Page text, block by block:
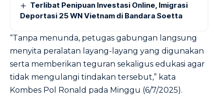
Terlibat Penipuan Investasi Online, Imigrasi
Deportasi 25 WN Vietnam di Bandara Soetta
“Tanpa menunda, petugas gabungan langsung
menyita peralatan layang-layang yang digunakan
serta memberikan teguran sekaligus edukasi agar
tidak mengulangi tindakan tersebut,” kata
Kombes Pol Ronald pada Minggu (6/7/2025).